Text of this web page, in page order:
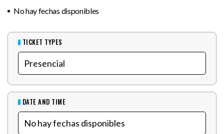
No hay fechas disponibles
TICKET TYPES
DATE AND TIME